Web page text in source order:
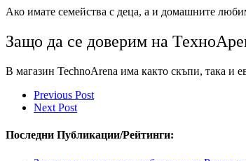
Ако имате семейства с деца, а и домашните
Защо да се доверим на
В магазин TechnoArena има както скъпи, така и
Previous Post
Next Post
Последни Публикации/Рейтинги: